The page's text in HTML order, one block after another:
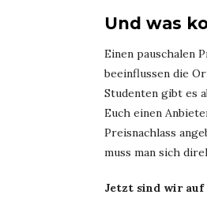
Und was
Einen pauschalen
beeinflussen die
Studenten gibt es
Euch einen
Preisnachlass
muss man sich
Jetzt sind wir auf